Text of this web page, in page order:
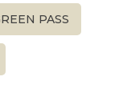
PASS